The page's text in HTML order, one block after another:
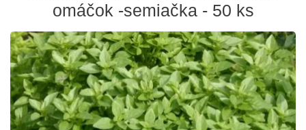
omáčok -semiačka - 50 ks